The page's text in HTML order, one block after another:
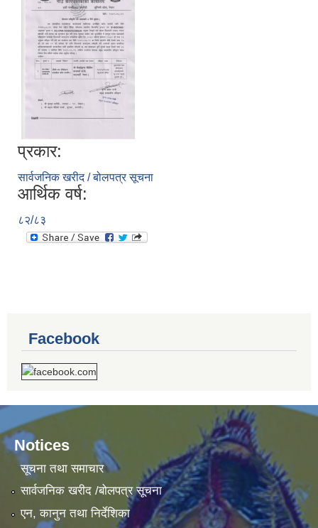
प्रकार:
सार्वजनिक खरीद / बोलपत्र सूचना
आर्थिक वर्ष:
८२/८३
Facebook
Notices
सूचना तथा समाचार
सार्वजनिक खरीद /बोलपत्र सूचना
एन, कानुन तथा निर्देशिका